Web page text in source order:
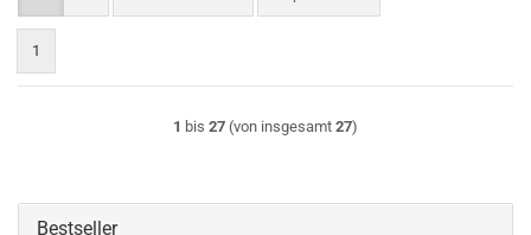
1
1 bis 27 (von insgesamt 27)
Bestseller